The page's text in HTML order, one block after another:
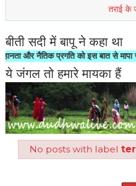
तराई के
बीती सदी में बापू ने कहा था
नैतिक प्रगति को इस बात से मापा जाता
ये जंगल तो हमारे मायका हैं
No posts with label